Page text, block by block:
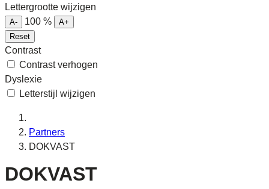
Lettergrootte wijzigen
A- 100 %
A+
Reset
Contrast
Contrast verhogen
Dyslexie
Letterstijl wijzigen
Partners
DOKVAST
DOKVAST